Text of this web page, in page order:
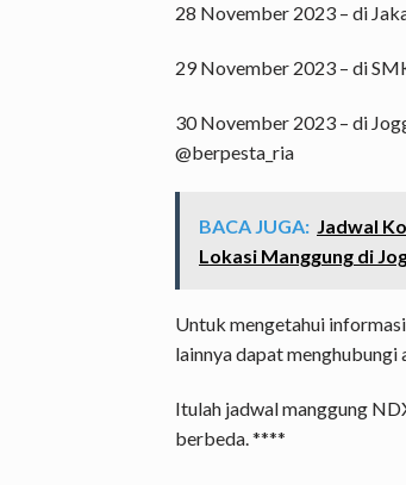
28 November 2023 – di
29 November 2023 – di
30 November 2023 – di
@berpesta_ria
BACA JUGA: Jadwal
Lokasi Manggung di
Untuk mengetahui
lainnya dapat menghubungi
Itulah jadwal manggung
berbeda. ****